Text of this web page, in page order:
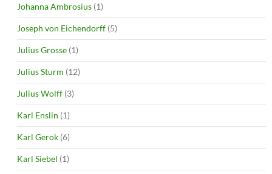
Johanna Ambrosius (1)
Joseph von Eichendorff (5)
Julius Grosse (1)
Julius Sturm (12)
Julius Wolff (3)
Karl Enslin (1)
Karl Gerok (6)
Karl Siebel (1)